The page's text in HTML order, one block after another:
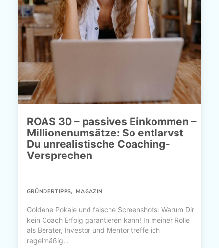
ROAS 30 – passives Einkommen –
Millionenumsätze: So entlarvst
Du unrealistische Coaching-
Versprechen
GRÜNDERTIPPS, MAGAZIN
Goldene Pokale und falsche Screenshots: Warum Dir
kein Coach Erfolg garantieren kann! In meiner Rolle
als Berater, Investor und Mentor treffe ich
regelmäßig...